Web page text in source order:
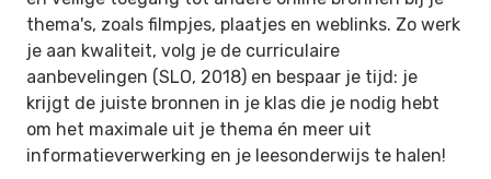
thema's, zoals filmpjes, plaatjes en weblinks. Zo werk
je aan kwaliteit, volg je de curriculaire
aanbevelingen (SLO, 2018) en bespaar je tijd: je
krijgt de juiste bronnen in je klas die je nodig hebt
om het maximale uit je thema én meer uit
informatieverwerking en je leesonderwijs te halen!